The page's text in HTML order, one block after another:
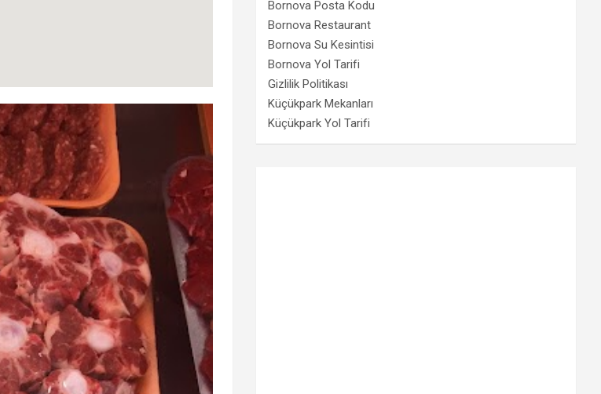
Bornova Posta Kodu
Bornova Restaurant
Bornova Su Kesintisi
Bornova Yol Tarifi
Gizlilik Politikası
Küçükpark Mekanları
Küçükpark Yol Tarifi